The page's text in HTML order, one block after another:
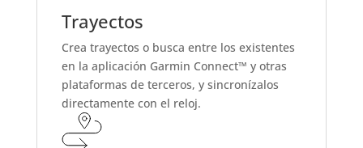
Trayectos
Crea trayectos o busca entre los existentes
en la aplicación Garmin Connect™ y otras
plataformas de terceros, y sincronízalos
directamente con el reloj.